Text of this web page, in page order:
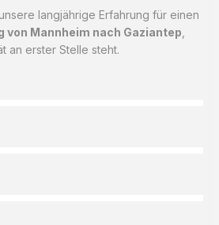
langjährige Erfahrung für einen
von Mannheim nach Gaziantep
an erster Stelle steht.